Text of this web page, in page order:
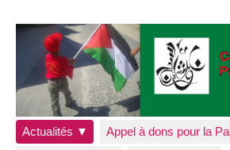
Actualités ▼ Appel à dons pour la